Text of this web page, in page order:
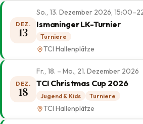
DEZ.
13
So., 13. Dezember 2026,
Ismaninger LK-Turnier
Turniere
TCI Hallenplätze
DEZ.
18
Fr., 18. – Mo., 21. Dezember 2026
TCI Christmas Cup 2026
Jugend & Kids Turniere
TCI Hallenplätze